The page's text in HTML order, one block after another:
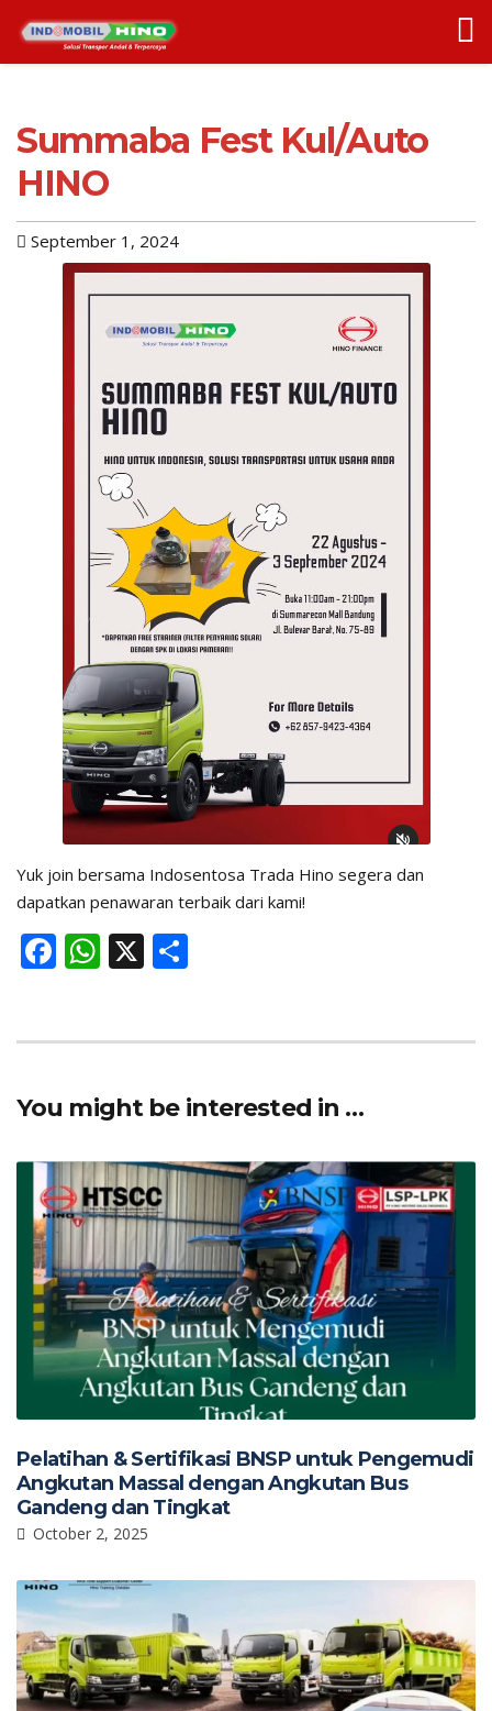
Summaba Fest Kul/Auto
HINO
September 1, 2024
Yuk join bersama Indosentosa Trada Hino segera dan
dapatkan penawaran terbaik dari kami!
F
b
o
o
k
W
s
A
p
p
X
e
You might be interested in …
Pelatihan & Sertifikasi BNSP untuk Pengemudi
Angkutan Massal dengan Angkutan Bus
Gandeng dan Tingkat
October 2, 2025